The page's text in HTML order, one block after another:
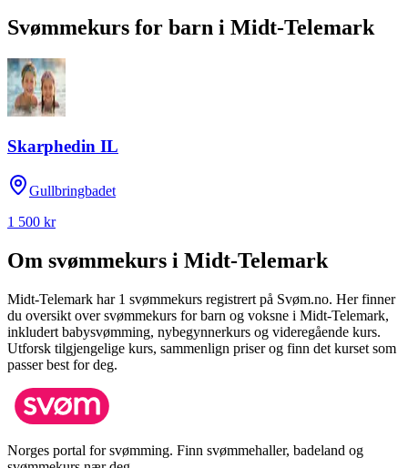
Svømmekurs for barn i Midt-Telemark
Skarphedin IL
Gullbringbadet
1 500 kr
Om svømmekurs i Midt-Telemark
Midt-Telemark har 1 svømmekurs registrert på Svøm.no. Her finner
du oversikt over svømmekurs for barn og voksne i Midt-Telemark,
inkludert babysvømming, nybegynnerkurs og videregående kurs.
Utforsk tilgjengelige kurs, sammenlign priser og finn det kurset som
passer best for deg.
Norges portal for svømming. Finn svømmehaller, badeland og